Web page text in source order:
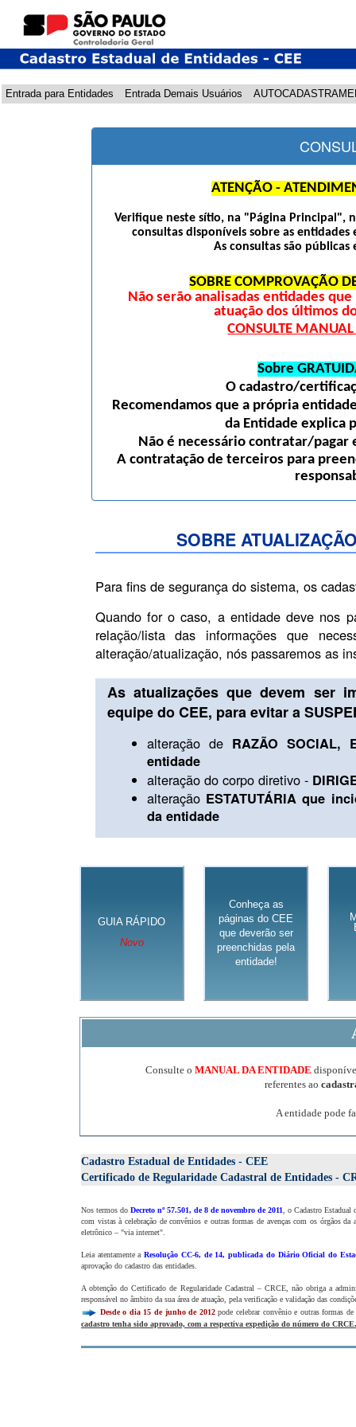
Entrada para Entidades Entrada Demais Usuários
ATENÇÃO -
Verifique neste sítio, na "Página Principal",
consultas disponíveis sobre as entidades
As consultas são públicas
SOBRE COMPROVAÇÃO
Não serão analisadas entidades
atuação dos últimos
CONSULTE
Sobre
O cadastro/
Recomendamos que a própria
da Entidade explica
Não é necessário contratar/
A contratação de terceiros para
SOBRE
Para fins de segurança do sistema, os
Quando for o caso, a entidade deve nos
relação/lista das informações que
alteração/atualização, nós passaremos as
As atualizações que devem ser
equipe do CEE, para evitar a
alteração de RAZÃO SOCIAL,
entidade
alteração do corpo diretivo -
alteração ESTATUTÁRIA que
da entidade
GUIA RÁPIDO
Novo
Conheça as
páginas do CEE
que deverão ser
preenchidas pela
entidade!
Consulte o MANUAL DA ENTIDADE
referentes ao
A entidade pode
Cadastro Estadual de Entidades - CEE
Certificado de Regularidade Cadastral de Entidades -
Nos termos do Decreto nº 57.501, de 8 de novembro de 2011 , o Cadastro
com vistas à celebração de convênios e outras formas de avenças com os órgãos
eletrônico – "via internet".
Leia atentamente aResolução CC-6, de 14, publicada do Diário Oficial do
aprovação do cadastro das entidades.
A obtenção do Certificado de Regularidade Cadastral – CRCE, não obriga a
responsável no âmbito da sua área de atuação, pela verificação e validação das
Desde o dia 15 de junho de 2012pode celebrar convênio e outras formas
cadastro tenha sido aprovado, com a respectiva expedição do número do CRCE.